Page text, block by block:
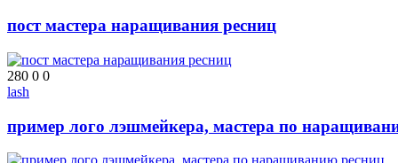
пост мастера наращивания ресниц
280 0 0
lash
пример лого лэшмейкера, мастера по